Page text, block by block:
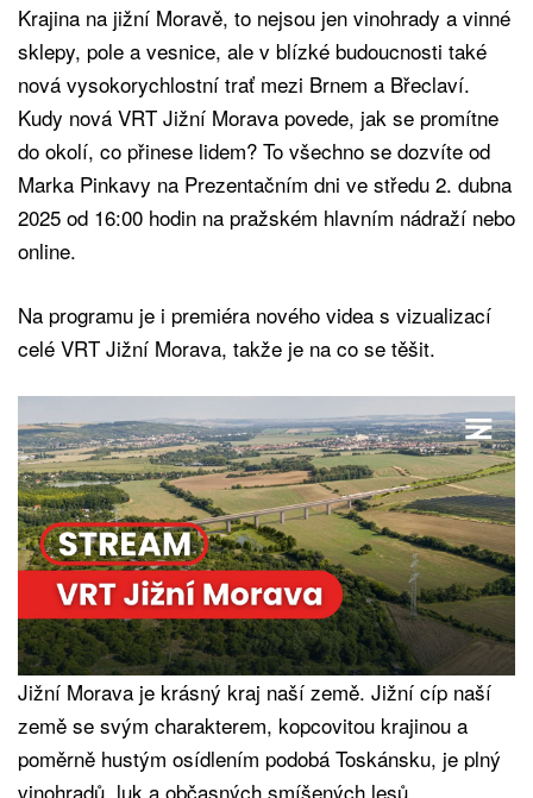
Krajina na jižní Moravě, to nejsou jen vinohrady a vinné
sklepy, pole a vesnice, ale v blízké budoucnosti také
nová vysokorychlostní trať mezi Brnem a Břeclaví.
Kudy nová VRT Jižní Morava povede, jak se promítne
do okolí, co přinese lidem? To všechno se dozvíte od
Marka Pinkavy na Prezentačním dni ve středu 2. dubna
2025 od 16:00 hodin na pražském hlavním nádraží nebo
online.
Na programu je i premiéra nového videa s vizualizací
celé VRT Jižní Morava, takže je na co se těšit.
Jižní Morava je krásný kraj naší země. Jižní cíp naší
země se svým charakterem, kopcovitou krajinou a
poměrně hustým osídlením podobá Toskánsku, je plný
vinohradů, luk a občasných smíšených lesů.